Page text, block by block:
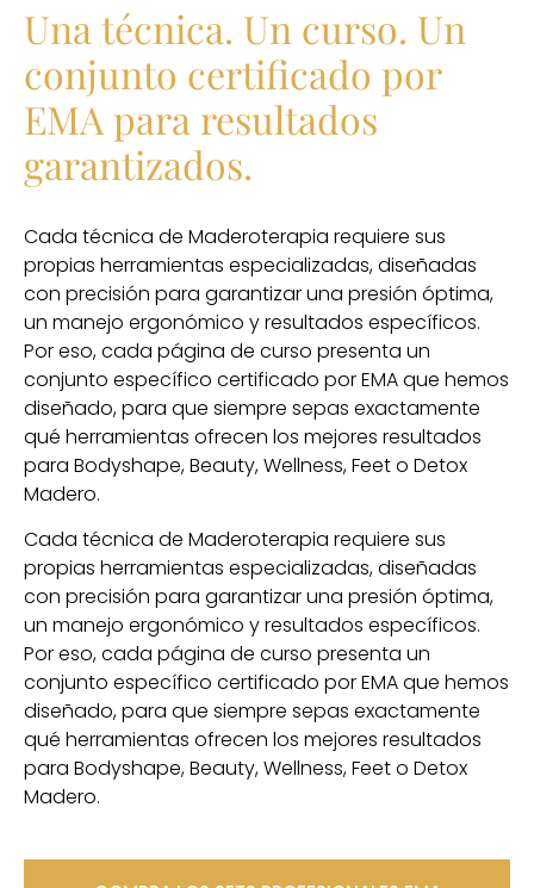
Una técnica. Un curso. Un
conjunto certificado por
EMA para resultados
garantizados.
Cada técnica de Maderoterapia requiere sus
propias herramientas especializadas, diseñadas
con precisión para garantizar una presión óptima,
un manejo ergonómico y resultados específicos.
Por eso, cada página de curso presenta un
conjunto específico certificado por EMA que hemos
diseñado, para que siempre sepas exactamente
qué herramientas ofrecen los mejores resultados
para Bodyshape, Beauty, Wellness, Feet o Detox
Madero.
Cada técnica de Maderoterapia requiere sus
propias herramientas especializadas, diseñadas
con precisión para garantizar una presión óptima,
un manejo ergonómico y resultados específicos.
Por eso, cada página de curso presenta un
conjunto específico certificado por EMA que hemos
diseñado, para que siempre sepas exactamente
qué herramientas ofrecen los mejores resultados
para Bodyshape, Beauty, Wellness, Feet o Detox
Madero.